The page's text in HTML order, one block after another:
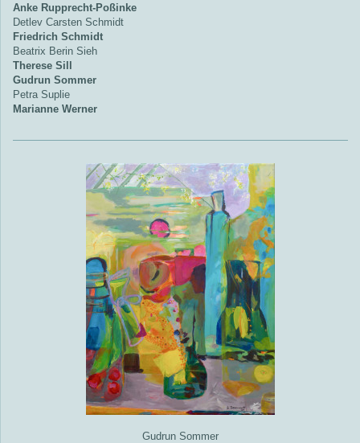
Anke Rupprecht-Poßinke
Detlev Carsten Schmidt
Friedrich Schmidt
Beatrix Berin Sieh
Therese Sill
Gudrun Sommer
Petra Suplie
Marianne Werner
Gudrun Sommer